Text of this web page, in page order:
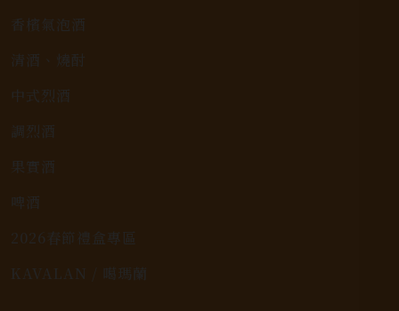
香檳氣泡酒
清酒、燒酎
中式烈酒
調烈酒
果實酒
啤酒
2026春節禮盒專區
KAVALAN / 噶瑪蘭